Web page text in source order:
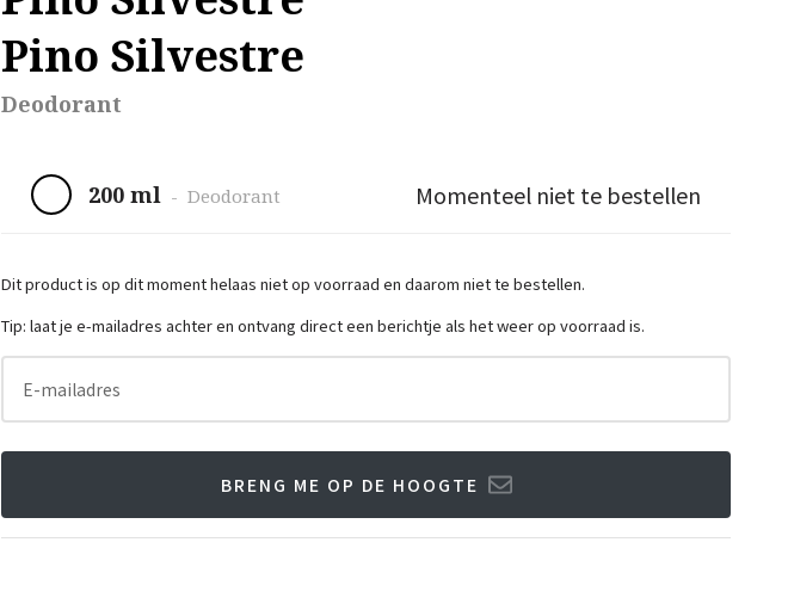
Pino Silvestre
Deodorant
200 ml - Deodorant Momenteel niet te bestellen
Dit product is op dit moment helaas niet op voorraad en daarom niet te bestellen.
Tip: laat je e-mailadres achter en ontvang direct een berichtje als het weer op voorraad is.
E-mailadres
BRENG ME OP DE HOOGTE